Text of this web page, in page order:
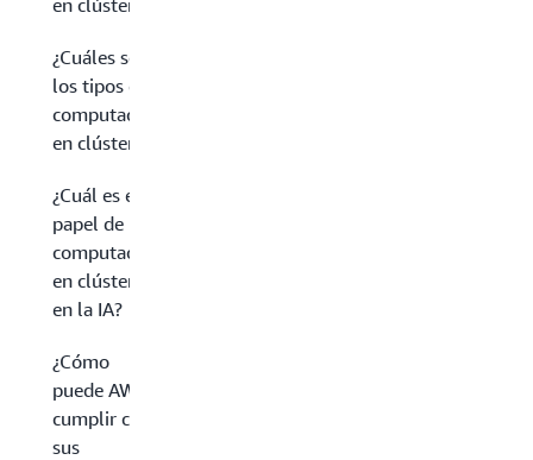
en clústeres?
¿Cuáles son
los tipos de
computación
en clústeres?
¿Cuál es el
papel de la
computación
en clústeres
en la IA?
¿Cómo
puede AWS
cumplir con
sus